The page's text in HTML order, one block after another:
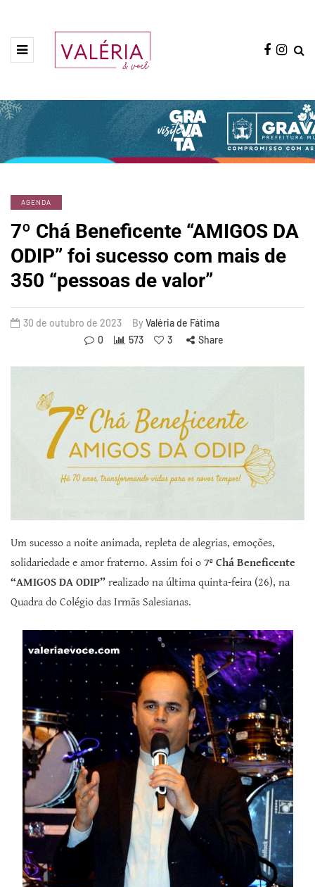
AGENDA
7º Chá Beneficente “AMIGOS DA
ODIP” foi sucesso com mais de
350 “pessoas de valor”
30 de outubro de 2023 By Valéria de Fátima
0
573 3 Share
Um sucesso a noite animada, repleta de alegrias, emoções,
solidariedade e amor fraterno. Assim foi o 7º Chá Beneficente
“AMIGOS DA ODIP” realizado na última quinta-feira (26), na
Quadra do Colégio das Irmãs Salesianas.